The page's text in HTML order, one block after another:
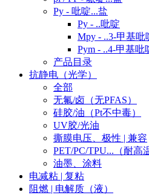
Py - 吡啶...盐
Py - ..吡啶
Mpy - ..3-甲基吡
Pym - ..4-甲基吡
产品目录
抗静电（光学）
全部
无氟/卤（无PFAS）
硅胶/油（Pt不中毒）
UV胶/光油
撕膜电压、极性 | 兼容
PET/PC/TPU...（耐高
油墨、涂料
电减粘 | 复粘
阻燃 | 电解质（液）